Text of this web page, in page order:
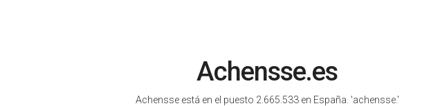
Achensse.es
Achensse está en el puesto 2.665.533 en España. 'achensse.'